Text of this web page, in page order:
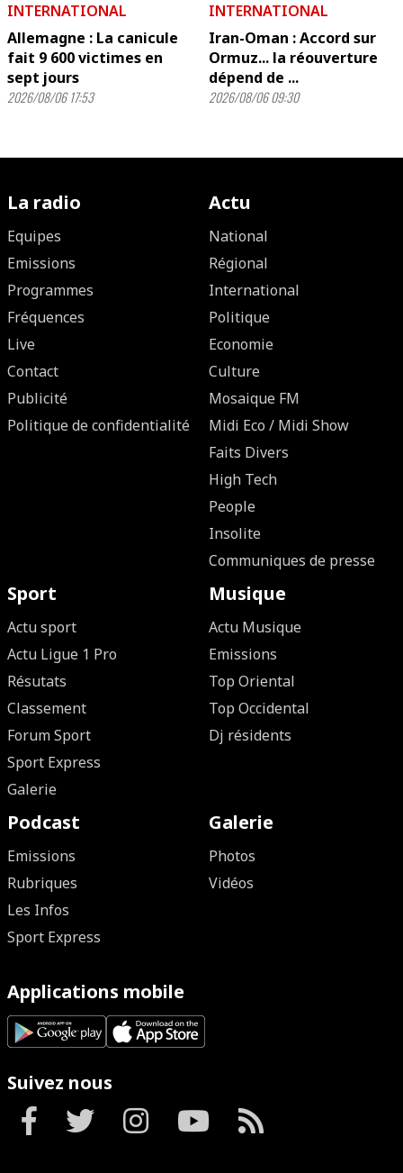
INTERNATIONAL
Allemagne : La canicule
fait 9 600 victimes en
sept jours
2026/08/06 17:53
INTERNATIONAL
Iran-Oman : Accord sur
Ormuz... la réouverture
dépend de ...
2026/08/06 09:30
La radio
Equipes
Emissions
Programmes
Fréquences
Live
Contact
Publicité
Politique de confidentialité
Actu
National
Régional
International
Politique
Economie
Culture
Mosaique FM
Midi Eco / Midi Show
Faits Divers
High Tech
People
Insolite
Communiques de presse
Sport
Actu sport
Actu Ligue 1 Pro
Résutats
Classement
Forum Sport
Sport Express
Galerie
Musique
Actu Musique
Emissions
Top Oriental
Top Occidental
Dj résidents
Podcast
Emissions
Rubriques
Les Infos
Sport Express
Galerie
Photos
Vidéos
Applications mobile
Suivez nous